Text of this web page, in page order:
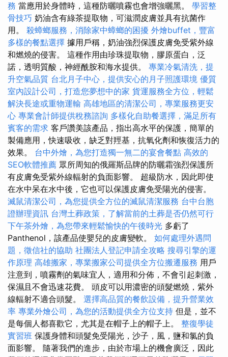
務 當應用於身體時，這種防曬噴霧也會增強曬黑。 學習整
骨技巧 奶油含有綠茶提取物，可滋潤皮膚並具有抗菌作
用。 殺蟑螂服務，消除家中蟑螂的困擾 外燴buffet，豐富
多樣的餐點選擇 據用戶稱，奶油強烈保護皮膚免受紫外線
和燃燒的侵害。 這種作用由珍珠提取物，膠原蛋白，泛
諾，透明質酸，神經酰胺和海水提供。 專業冷氣清洗，提
升空氣品質 台北月子中心，提供安心的月子照護環境 優質
室內設計公司，打造您夢想中的家 貨運服務全方位，輕鬆
解決長途或重物運輸 高雄地區的清潔公司，專業服務更安
心 專業會計師提供稅務諮詢 多樣化自助餐選擇，滿足所有
賓客的需求 客戶讚美該產品，指出高水平的保護，簡單的
製備應用，快速吸收，缺乏對羥基，抗氧化劑和恢復活力的
效果。 台中外燴，為您打造獨一無二的宴會餐點 高效的
SEO軟體推薦 眾所周知的俄羅斯品牌的防曬霜強烈保護所
有皮膚免受紫外線輻射的負面影響。 超級防水，因此即使
在水中呆在水中後，它也可以保護皮膚免受陽光的侵害。
滅鼠清潔公司，為您提供全方位的滅鼠清潔服務 台中台胞
證辦理資訊 台灣土葬政策，了解當前的土葬是否仍然可行
下午茶外燴，為您帶來輕鬆愉快的午後時光 多虧了
Panthenol，該產品使嬰兒的皮膚變軟。 如何處理外遇問
題，徵信社的協助 社團法人登記申請全攻略 搜尋引擎的運
作原理 高雄搬家，專業搬家公司提供全方位搬遷服務 用戶
注意到，噴霧劑的氣味宜人，適用和分佈，不會引起刺激，
保濕且不會迅速花費。 頭皮可以用濃密的頭髮燃燒，紫外
線輻射不適合頭髮。 選擇高品質的餐飲設備，提升營業效
率 專業外燴公司，為您的活動提供全方位支持 但是，並不
是每個人都喜歡它，尤其是在帽子上的帽子上。 整復學徒
實習班 保護身體和頭髮免受陽光，沙子，風，鹽和氯的負
面影響。 隨著我們的進步，由於市場上的機會廣泛，因此